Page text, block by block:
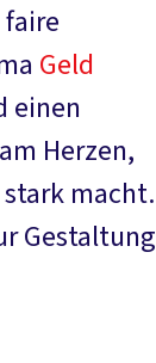
Geld
einen
am Herzen,
macht.
Gestaltung